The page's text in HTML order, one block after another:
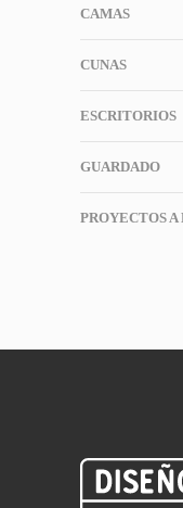
CAMAS
CUNAS
ESCRITORIOS
GUARDADO
PROYECTOS